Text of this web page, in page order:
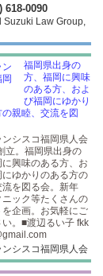
618-0090
Suzuki Law Group,
福岡県出身の
方、福岡に興味
のある方、およ
び福岡にゆかり
親睦、交流を図
ンシスコ福岡県人会
立。福岡県出身の
興味のある方、お
にゆかりのある方の
流を図る会。新年
ニック等たくさんの
を企画。お気軽にご
。■渡辺るい子 fkk
ンシスコ福岡県人会